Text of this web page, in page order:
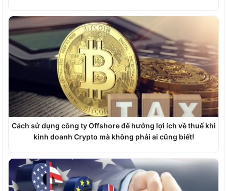
Cách sử dụng công ty Offshore để hưởng lợi ích về thuế khi
kinh doanh Crypto mà không phải ai cũng biết!